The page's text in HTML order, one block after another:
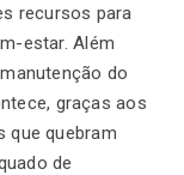
recursos para
estar. Além
do
graças aos
que quebram
de